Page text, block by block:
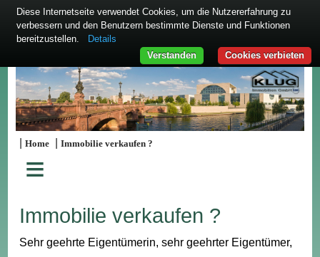
|Home |Immobilie verkaufen ?
≡
Immobilie verkaufen ?
Sehr geehrte Eigentümerin, sehr geehrter Eigentümer,
Diese Internetseite verwendet Cookies, um die Nutzererfahrung zu
verbessern und den Benutzern bestimmte Dienste und Funktionen
bereitzustellen.
Details
Cookies verbieten
Verstanden